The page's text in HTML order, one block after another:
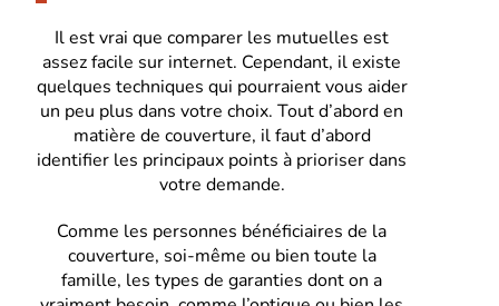
Il est vrai que comparer les mutuelles est
assez facile sur internet. Cependant, il existe
quelques techniques qui pourraient vous aider
un peu plus dans votre choix. Tout d’abord en
matière de couverture, il faut d’abord
identifier les principaux points à prioriser dans
votre demande.
Comme les personnes bénéficiaires de la
couverture, soi-même ou bien toute la
famille, les types de garanties dont on a